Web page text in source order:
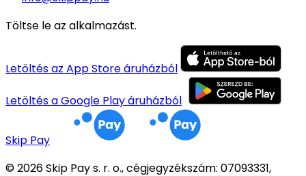
Töltse le az alkalmazást.
Letöltés az App Store áruházból
Letöltés a Google Play áruházból
Skip Pay
© 2026 Skip Pay s. r. o., cégjegyzékszám: 07093331,